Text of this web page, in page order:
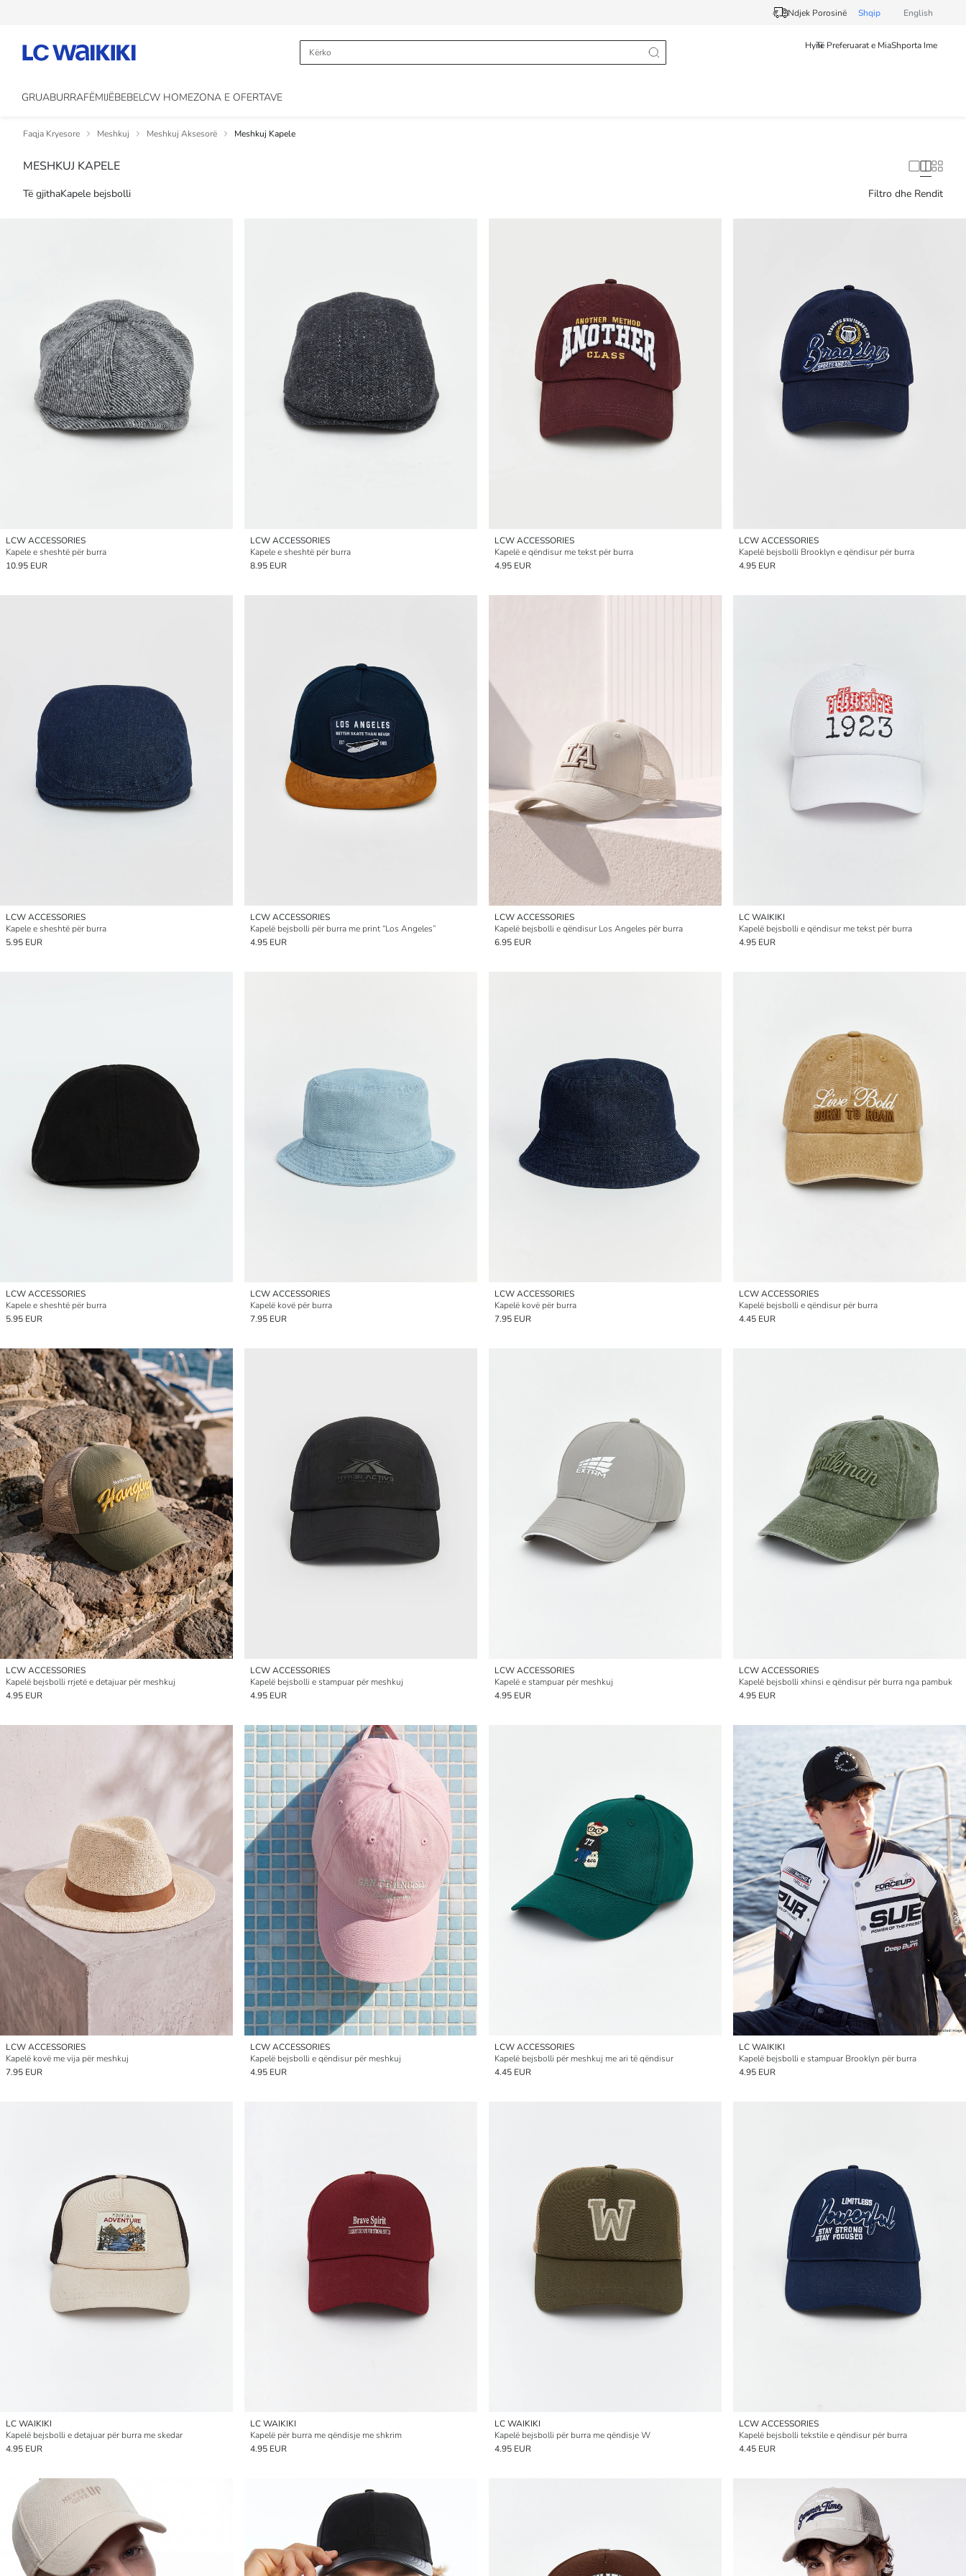
Ndjek Porosinë Shqip English
HyniTë Preferuarat e MiaShporta Ime
GRUABURRAFËMIJËBEBELCW HOMEZONA E OFERTAVE
Faqja Kryesore Meshkuj Meshkuj Aksesorë Meshkuj Kapele
MESHKUJ KAPELE
Të gjithaKapele bejsbolli Filtro dhe Rendit
LCW ACCESSORIES
Kapele e sheshtë për burra
10.95 EUR
LCW ACCESSORIES
Kapele e sheshtë për burra
8.95 EUR
LCW ACCESSORIES
Kapelë e qëndisur me tekst për burra
4.95 EUR
LCW ACCESSORIES
Kapelë bejsbolli Brooklyn e qëndisur për burra
4.95 EUR
LCW ACCESSORIES
Kapele e sheshtë për burra
5.95 EUR
LCW ACCESSORIES
Kapelë bejsbolli për burra me print “Los Angeles”
4.95 EUR
LCW ACCESSORIES
Kapelë bejsbolli e qëndisur Los Angeles për burra
6.95 EUR
LC WAIKIKI
Kapelë bejsbolli e qëndisur me tekst për burra
4.95 EUR
LCW ACCESSORIES
Kapele e sheshtë për burra
5.95 EUR
LCW ACCESSORIES
Kapelë kovë për burra
7.95 EUR
LCW ACCESSORIES
Kapelë kovë për burra
7.95 EUR
LCW ACCESSORIES
Kapelë bejsbolli e qëndisur për burra
4.45 EUR
LCW ACCESSORIES
Kapelë bejsbolli rrjetë e detajuar për meshkuj
4.95 EUR
LCW ACCESSORIES
Kapelë bejsbolli e stampuar për meshkuj
4.95 EUR
LCW ACCESSORIES
Kapelë e stampuar për meshkuj
4.95 EUR
LCW ACCESSORIES
Kapelë bejsbolli xhinsi e qëndisur për burra nga pambuk
4.95 EUR
LCW ACCESSORIES
Kapelë kovë me vija për meshkuj
7.95 EUR
LCW ACCESSORIES
Kapelë bejsbolli e qëndisur për meshkuj
4.95 EUR
LCW ACCESSORIES
Kapelë bejsbolli për meshkuj me ari të qëndisur
4.45 EUR
LC WAIKIKI
Kapelë bejsbolli e stampuar Brooklyn për burra
4.95 EUR
LC WAIKIKI
Kapelë bejsbolli e detajuar për burra me skedar
4.95 EUR
LC WAIKIKI
Kapelë për burra me qëndisje me shkrim
4.95 EUR
LC WAIKIKI
Kapelë bejsbolli për burra me qëndisje W
4.95 EUR
LCW ACCESSORIES
Kapelë bejsbolli tekstile e qëndisur për burra
4.45 EUR